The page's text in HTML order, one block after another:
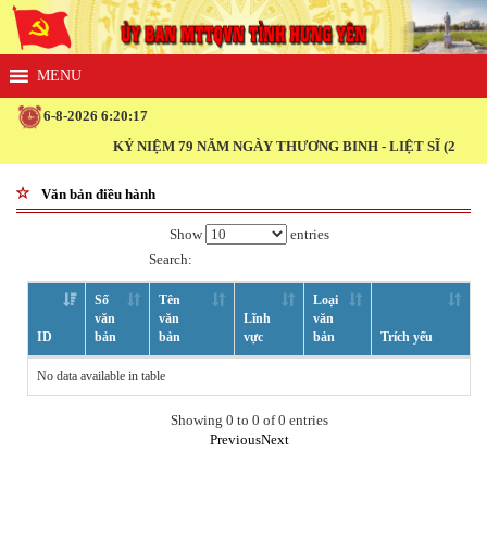
6-8-2026 6:20:17
KỶ NIỆM 79 NĂM NGÀY THƯƠNG BINH - LIỆT SĨ (27/7/
Văn bản điều hành
Show
entries
Search:
ID
Số
văn
bản
Tên
văn
bản
Lĩnh
vực
Loại
văn
bản
Trích yếu
No data available in table
Showing 0 to 0 of 0 entries
PreviousNext